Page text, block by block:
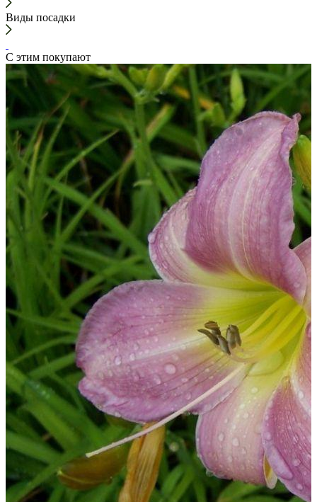
Виды посадки
С этим покупают